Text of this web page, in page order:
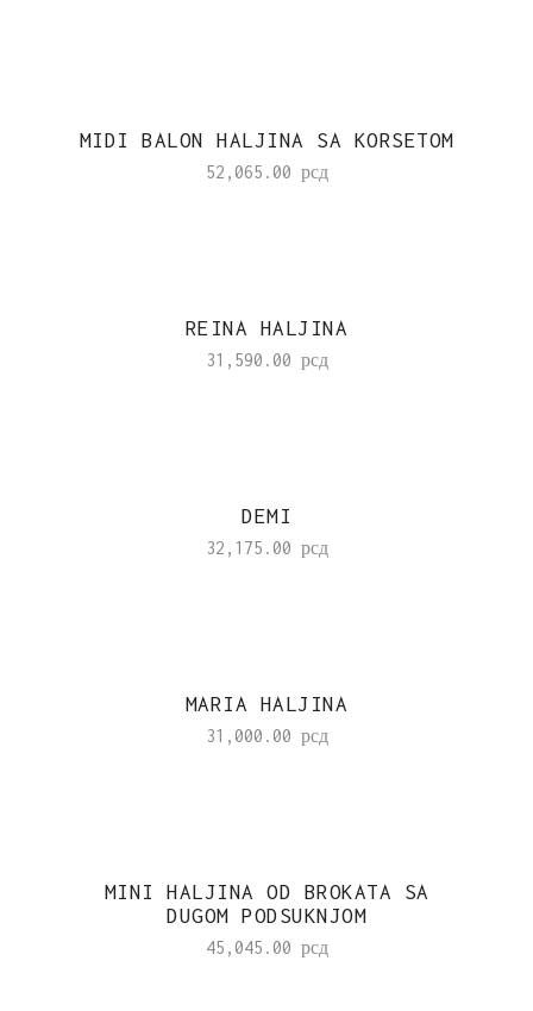
MIDI BALON HALJINA SA KORSETOM
52,065.00 рсд
REINA HALJINA
31,590.00 рсд
DEMI
32,175.00 рсд
MARIA HALJINA
31,000.00 рсд
MINI HALJINA OD BROKATA SA
DUGOM PODSUKNJOM
45,045.00 рсд